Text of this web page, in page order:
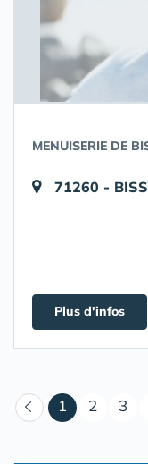
MENUISERIE DE
71260 -
Plus d'infos
1 (courant)
2 3